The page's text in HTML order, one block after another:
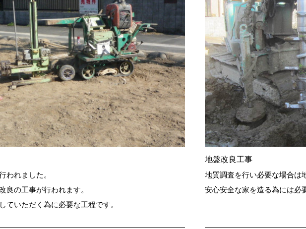
われました。
良の工事が行われます。
ていただく為に必要な工程です。
地盤改良工事
地質調査を行い必要な場合は
安心安全な家を造る為には必